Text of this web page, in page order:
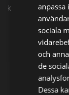
kl. 19:20 på TV4
Facebook
sociala
och
de
Dessa